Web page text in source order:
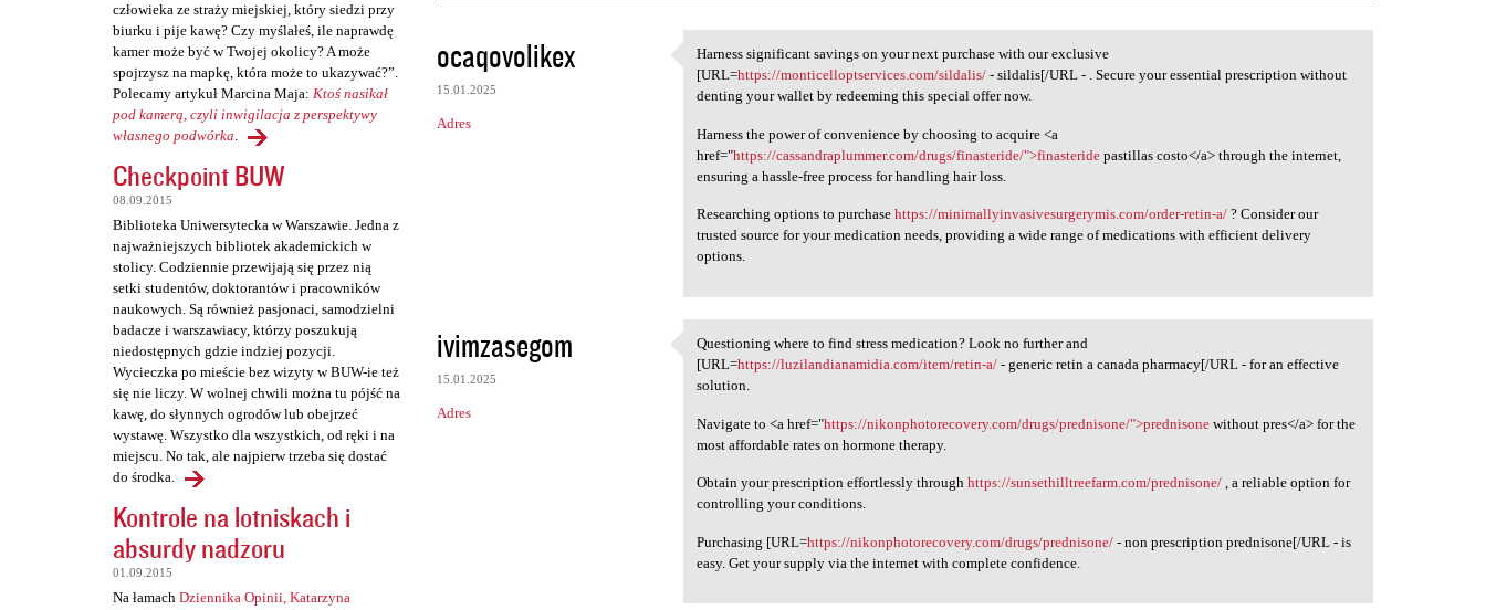
człowieka ze straży miejskiej, który siedzi przy
biurku i pije kawę? Czy myślałeś, ile naprawdę
kamer może być w Twojej okolicy? A może
spojrzysz na mapkę, która może to ukazywać?”.
Polecamy artykuł Marcina Maja: Ktoś nasikał
pod kamerą, czyli inwigilacja z perspektywy
własnego podwórka.
Checkpoint BUW
08.09.2015
Biblioteka Uniwersytecka w Warszawie. Jedna z
najważniejszych bibliotek akademickich w
stolicy. Codziennie przewijają się przez nią
setki studentów, doktorantów i pracowników
naukowych. Są również pasjonaci, samodzielni
badacze i warszawiacy, którzy poszukują
niedostępnych gdzie indziej pozycji.
Wycieczka po mieście bez wizyty w BUW-ie też
się nie liczy. W wolnej chwili można tu pójść na
kawę, do słynnych ogrodów lub obejrzeć
wystawę. Wszystko dla wszystkich, od ręki i na
miejscu. No tak, ale najpierw trzeba się dostać
do środka.
Kontrole na lotniskach i
absurdy nadzoru
01.09.2015
Na łamach Dziennika Opinii, Katarzyna
K
o
m
e
ocaqovolikex
15.01.2025
Adres
Harness significant savings
Harness significant savings on your next purchase with our exclusive
[URL=https://monticelloptservices.com/sildalis/ - sildalis[/URL - . Secure your essential prescription without
denting your wallet by redeeming this special offer now.
Harness the power of convenience by choosing to acquire <a
href="https://cassandraplummer.com/drugs/finasteride/">finasteride pastillas costo</a> through the internet,
ensuring a hassle-free process for handling hair loss.
Researching options to purchasehttps://minimallyinvasivesurgerymis.com/order-retin-a/ ? Consider our
trusted source for your medication needs, providing a wide range of medications with efficient delivery
options.
ivimzasegom
15.01.2025
Adres
Questioning where to find
Questioning where to find stress medication? Look no further and
[URL=https://luzilandianamidia.com/item/retin-a/ - generic retin a canada pharmacy[/URL - for an effective
solution.
Navigate to <a href="https://nikonphotorecovery.com/drugs/prednisone/">prednisone without pres</a> for the
most affordable rates on hormone therapy.
Obtain your prescription effortlessly throughhttps://sunsethilltreefarm.com/prednisone/ , a reliable option for
controlling your conditions.
Purchasing [URL=https://nikonphotorecovery.com/drugs/prednisone/ - non prescription prednisone[/URL - is
easy. Get your supply via the internet with complete confidence.